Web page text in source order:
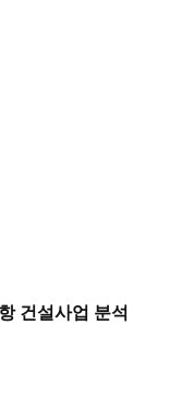
건설사업 분석